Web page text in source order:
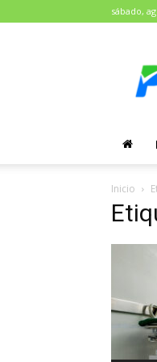
sábado,
Inicio